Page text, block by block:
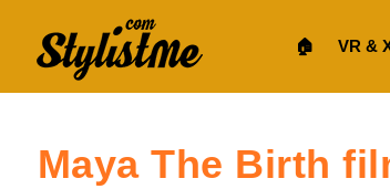
🏠︎ VR &
Maya The Birth